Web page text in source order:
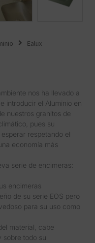
Ealux
nos ha llevado a
introducir el Aluminio en
nuestros granitos de
pues su
respetando el
economía más
serie de encimeras:
encimeras
de su serie EOS pero
para su uso como
material, cabe
sobre todo su